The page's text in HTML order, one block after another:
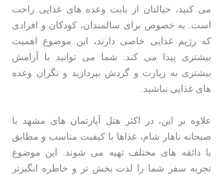
می کنید، خیالتان از بابت وعده های غذایی راحت
است. به خصوص برای سالمندان، کودکان و افرادی
که رژیم غذایی خاصی دارند، این موضوع اهمیت
بیشتری پیدا می کند. شما می توانید با آرامش
بیشتری به زیارت و گردش بپردازید و نگران وعده
های غذایی نباشید.
علاوه بر این، در اکثر هتل آپارتمان های مشهد با
صبحانه ناهار شام، غذاها با کیفیت مناسب و مطابق
با ذائقه های مختلف تهیه می شوند. این موضوع
تجربه سفر شما را لذت بخش تر و خاطره انگیزتر